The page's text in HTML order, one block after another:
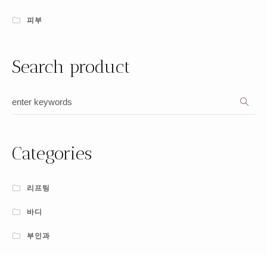
피부
Search product
Categories
리프팅
바디
부인과